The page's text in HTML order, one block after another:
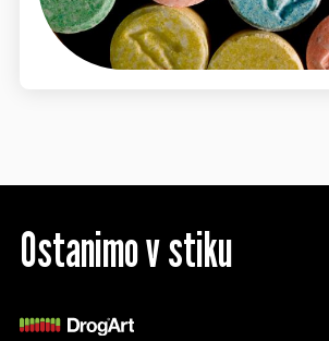
Ostanimo v stiku